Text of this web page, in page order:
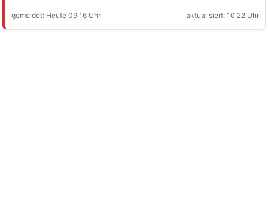
gemeldet: Heute 09:16 Uhr aktualisiert: 10:22 Uhr